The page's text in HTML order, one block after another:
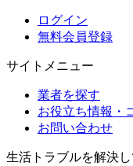
ログイン
無料会員登録
サイトメニュー
業者を探す
お役立ち情報・
お問い合わせ
生活トラブルを解決